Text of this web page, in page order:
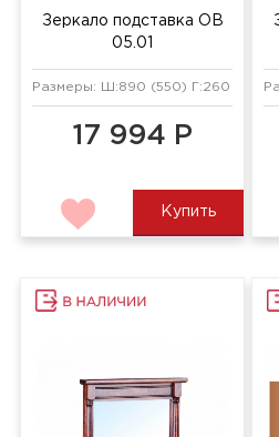
Зеркало подставка ОВ
05.01
Размеры: Ш:890 (550) Г:260 (22)
17 994 Р
Купить